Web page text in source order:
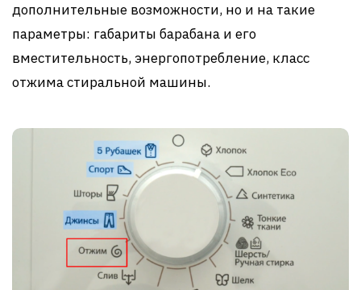
дополнительные возможности, но и на такие
параметры: габариты барабана и его
вместительность, энергопотребление, класс
отжима стиральной машины.